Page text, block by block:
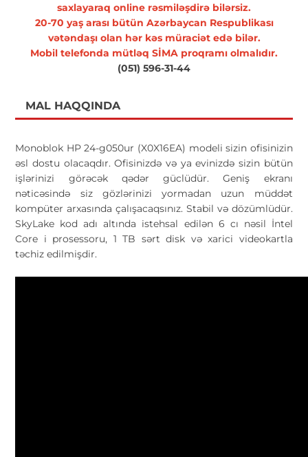
saxlayaraq online rəsmiləşdirə bilərsiz.
20-70 yaş arası bütün Azərbaycan Respublikası
vətəndaşı olan hər kəs müraciət edə bilər.
Mobil telefonda mütləq SİMA proqramı olmalıdır.
(051) 596-31-44
MAL HAQQINDA
Monoblok HP 24-g050ur (X0X16EA) modeli sizin ofisinizin
əsl dostu olacaqdır. Ofisinizdə və ya evinizdə sizin bütün
işlərinizi görəcək qədər güclüdür. Geniş ekranı
nəticəsində siz gözlərinizi yormadan uzun müddət
kompüter arxasında çalışacaqsınız. Stabil və dözümlüdür.
SkyLake kod adı altında istehsal edilən 6 cı nəsil İntel
Core i prosessoru, 1 TB sərt disk və xarici videokartla
təchiz edilmişdir.